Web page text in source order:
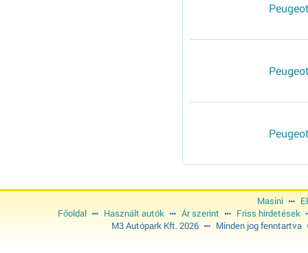
Masini
Főoldal
Használt autók Ár szerint
Friss hirdetések
M3 Autópark Kft. 2026
Minden jog fenntartva